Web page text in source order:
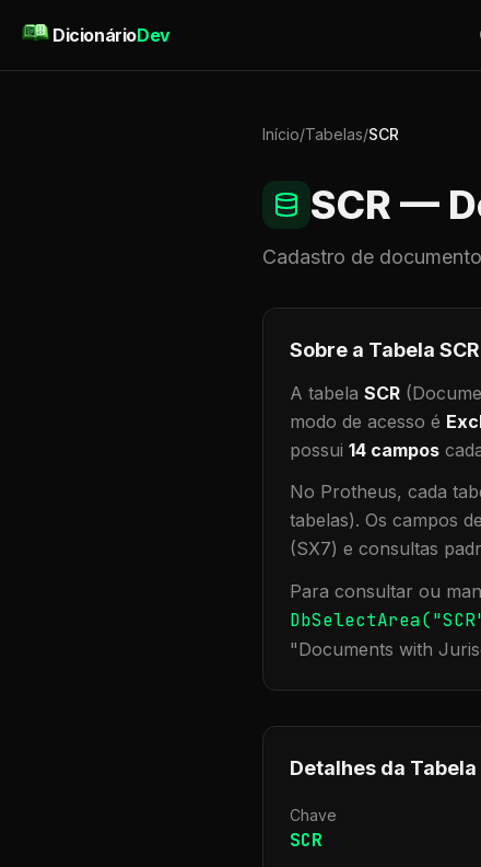
DicionárioDev
Início/Tabelas/SCR
SCR —
Cadastro de
Sobre a Tabela SCR
A tabela SCR
modo de acesso é
possui 14 campos
No Protheus, cada
tabelas). Os campos
(SX7) e consultas
Para consultar ou
DbSelectArea("SCR
"Documents with
Detalhes da Tabela
Chave
SCR